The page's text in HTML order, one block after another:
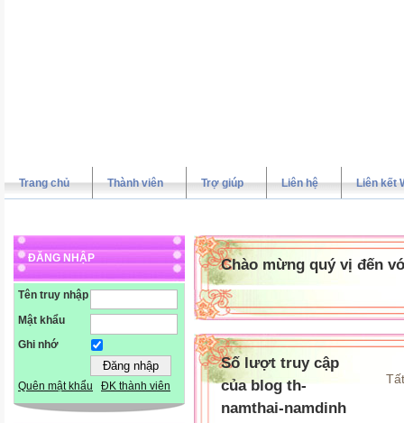
Trang chủ Thành viên Trợ giúp Liên hệ Liên kết
ĐĂNG NHẬP
Tên truy nhập
Mật khẩu
Ghi nhớ
Quên mật khẩu ĐK thành viên
Chào mừng quý vị đến
Số lượt truy cập
của blog th-
namthai-namdinh